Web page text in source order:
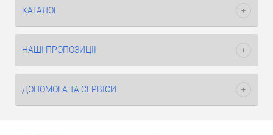
КАТАЛОГ
НАШІ ПРОПОЗИЦІЇ
ДОПОМОГА ТА СЕРВІСИ